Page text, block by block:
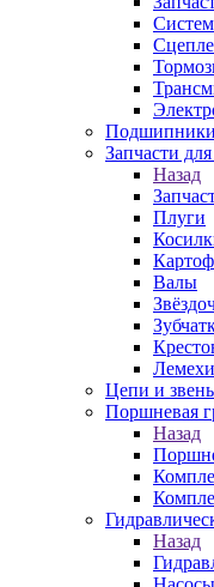
Подшипники
Запчасти
Назад
Плуги
Валы
Лемехи
Цепи и
Поршневая
Назад
Назад